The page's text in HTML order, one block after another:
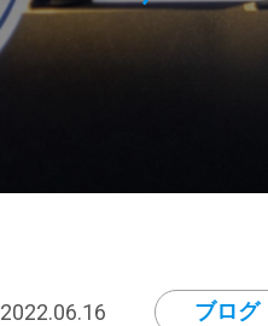
2022.06.16 ブログ